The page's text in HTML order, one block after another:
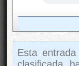
Esta